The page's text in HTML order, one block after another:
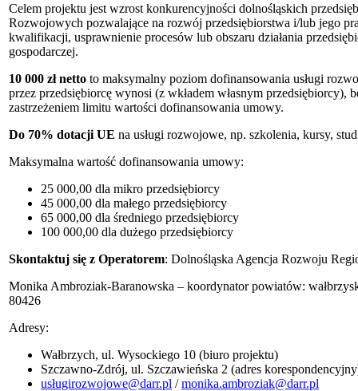
Celem projektu jest wzrost konkurencyjności dolnośląskich
Rozwojowych pozwalające na rozwój przedsiębiorstwa i/lub jego
kwalifikacji, usprawnienie procesów lub obszaru działania
gospodarczej.
10 000 zł netto to maksymalny poziom dofinansowania usługi
przez przedsiębiorcę wynosi (z wkładem własnym przedsiębiorcy),
zastrzeżeniem limitu wartości dofinansowania umowy.
Do 70% dotacji UE na usługi rozwojowe, np. szkolenia, kursy,
Maksymalna wartość dofinansowania umowy:
25 000,00 dla mikro przedsiębiorcy
45 000,00 dla małego przedsiębiorcy
65 000,00 dla średniego przedsiębiorcy
100 000,00 dla dużego przedsiębiorcy
Skontaktuj się z Operatorem: Dolnośląska Agencja Rozwoju
Monika Ambroziak-Baranowska – koordynator powiatów:
80426
Adresy:
Wałbrzych, ul. Wysockiego 10 (biuro projektu)
Szczawno-Zdrój, ul. Szczawieńska 2 (adres
usługirozwojowe@darr.pl /monika.ambroziak@darr.pl